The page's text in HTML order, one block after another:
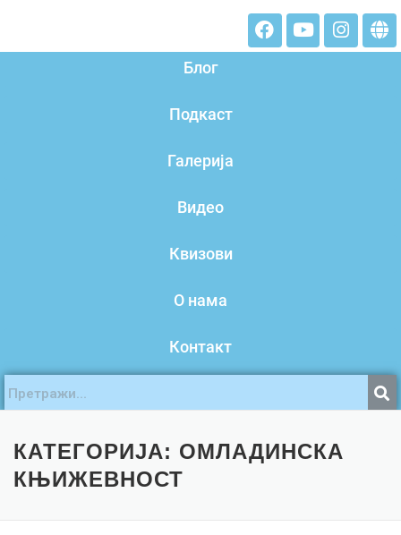
Блог
Подкаст
Галерија
Видео
Квизови
О нама
Контакт
КАТЕГОРИЈА: ОМЛАДИНСКА
КЊИЖЕВНОСТ